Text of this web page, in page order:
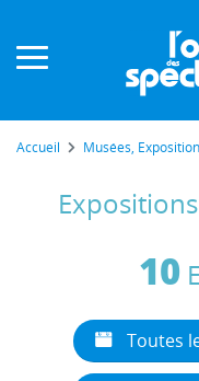
Accueil Musées,
10
Toutes